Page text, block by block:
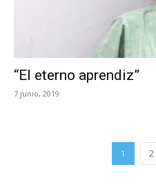
“El eterno aprendiz”
7 junio, 2019
1 2